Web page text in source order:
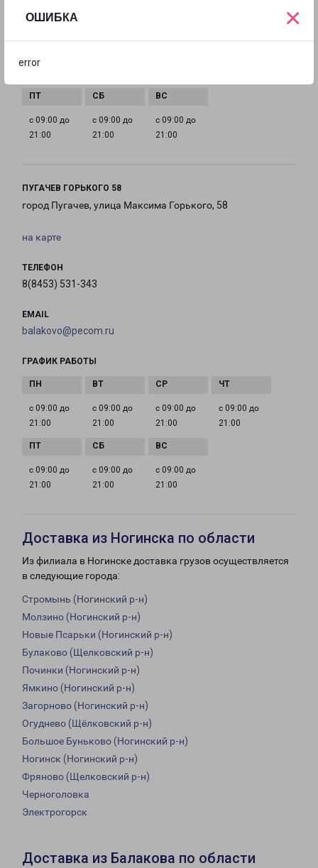
ОШИБКА
error
×
ГРАФИК РАБОТЫ
с 09:00 до
с 09:00 до
21:00
с 09:00 до
21:00
с 09:00 до
21:00
ПУГАЧЕВ ГОРЬКОГО 58
город Пугачев, улица Максима Горького, 58
на карте
ТЕЛЕФОН
8(8453) 531-343
EMAIL
balakovo@pecom.ru
ГРАФИК РАБОТЫ
с 09:00 до
21:00
с 09:00 до
21:00
с 09:00 до
21:00
с 09:00 до
21:00
с 09:00 до
21:00
с 09:00 до
21:00
с 09:00 до
21:00
Доставка из Ногинска по области
Из филиала в Ногинске доставка грузов осуществляется
в следующие города:
Стромынь (Ногинский р-н)
Молзино (Ногинский р-н)
Новые Псарьки (Ногинский р-н)
Булаково (Щелковский р-н)
Починки (Ногинский р-н)
Ямкино (Ногинский р-н)
Загорново (Ногинский р-н)
Огуднево (Щёлковский р-н)
Большое Буньково (Ногинский р-н)
Ногинск (Ногинский р-н)
Фряново (Щелковский р-н)
Черноголовка
Электрогорск
Доставка из Балакова по области